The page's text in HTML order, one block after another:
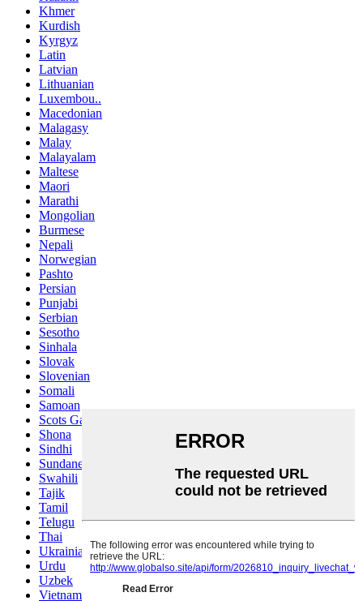
Khmer
Kurdish
Kyrgyz
Latin
Latvian
Lithuanian
Luxembou..
Macedonian
Malagasy
Malay
Malayalam
Maltese
Maori
Marathi
Mongolian
Burmese
Nepali
Norwegian
Pashto
Persian
Punjabi
Serbian
Sesotho
Sinhala
Slovak
Slovenian
Somali
Samoan
Scots Gaelic
Shona
Sindhi
Sundanese
Swahili
Tajik
Tamil
Telugu
Thai
Ukrainian
Urdu
Uzbek
Vietnamese